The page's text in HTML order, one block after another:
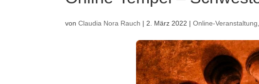
vonClaudia Nora Rauch | 2. März 2022 |Online-Veranstaltung